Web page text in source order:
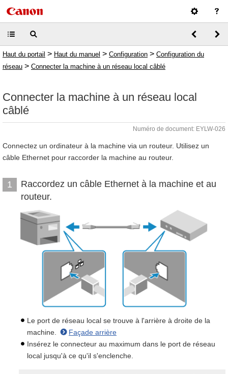
Haut du portail > Haut du manuel > Configuration > Configuration du
réseau > Connecter la machine à un réseau local câblé
Connecter la machine à un réseau local
câblé
Numéro de document: EYLW-026
Connectez un ordinateur à la machine via un routeur. Utilisez un
câble Ethernet pour raccorder la machine au routeur.
1
Raccordez un câble Ethernet à la machine et au
routeur.
Le port de réseau local se trouve à l'arrière à droite de la
machine.
Façade arrière
Insérez le connecteur au maximum dans le port de réseau
local jusqu'à ce qu'il s'enclenche.